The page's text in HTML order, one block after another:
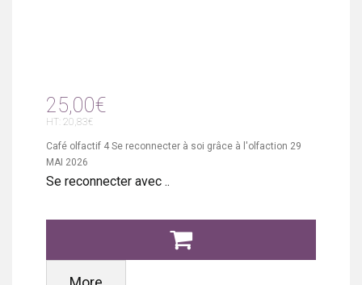
25,00€
HT: 20,83€
Café olfactif 4 Se reconnecter à soi grâce à l'olfaction 29
MAI 2026
Se reconnecter avec ..